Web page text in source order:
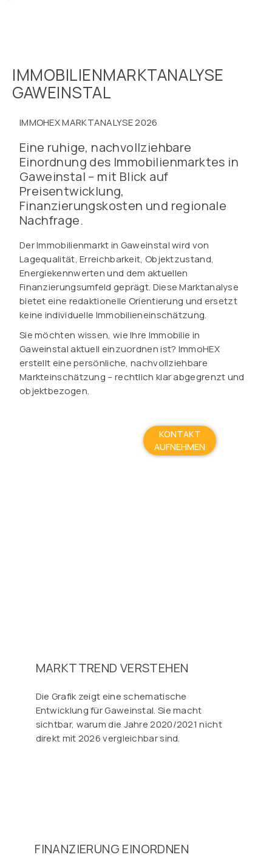
IMMOBILIENMARKTANALYSE
GAWEINSTAL
IMMOHEX MARKTANALYSE 2026
Eine ruhige, nachvollziehbare
Einordnung des Immobilienmarktes in
Gaweinstal – mit Blick auf
Preisentwicklung,
Finanzierungskosten und regionale
Nachfrage.
Der Immobilienmarkt in Gaweinstal wird von
Lagequalität, Erreichbarkeit, Objektzustand,
Energiekennwerten und dem aktuellen
Finanzierungsumfeld geprägt. Diese Marktanalyse
bietet eine redaktionelle Orientierung und ersetzt
keine individuelle Immobilieneinschätzung.
Sie möchten wissen, wie Ihre Immobilie in
Gaweinstal aktuell einzuordnen ist? ImmoHEX
erstellt eine persönliche, nachvollziehbare
Markteinschätzung – rechtlich klar abgegrenzt und
objektbezogen.
KONTAKT
AUFNEHMEN
MARKTTREND VERSTEHEN
Die Grafik zeigt eine schematische
Entwicklung für Gaweinstal. Sie macht
sichtbar, warum die Jahre 2020/2021 nicht
direkt mit 2026 vergleichbar sind.
FINANZIERUNG EINORDNEN